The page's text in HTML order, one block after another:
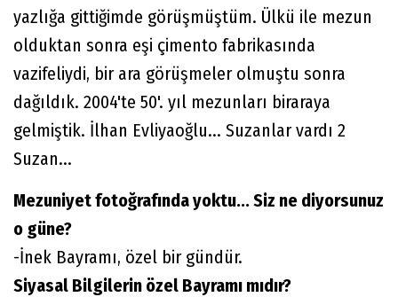
yazlığa gittiğimde görüşmüştüm. Ülkü ile mezun
olduktan sonra eşi çimento fabrikasında
vazifeliydi, bir ara görüşmeler olmuştu sonra
dağıldık. 2004'te 50'. yıl mezunları biraraya
gelmiştik. İlhan Evliyaoğlu... Suzanlar vardı 2
Suzan...
Mezuniyet fotoğrafında yoktu... Siz ne diyorsunuz
o güne?
-İnek Bayramı, özel bir gündür.
Siyasal Bilgilerin özel Bayramı mıdır?